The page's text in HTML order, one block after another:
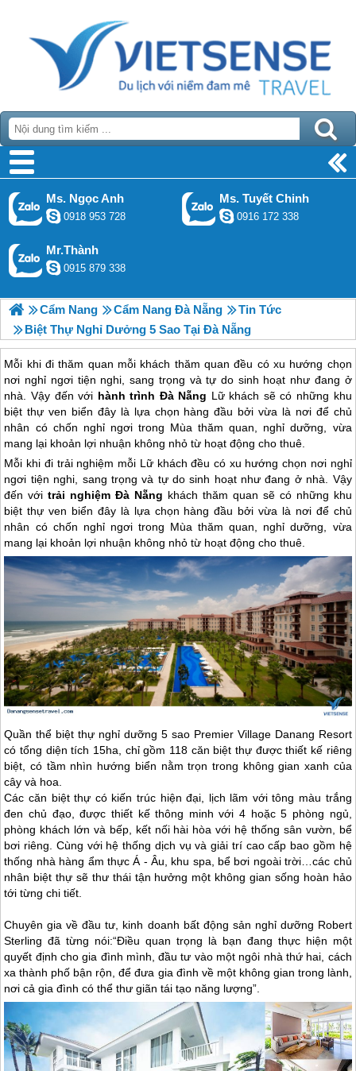
Ms. Ngọc Anh
0918 953 728
Ms. Tuyết Chinh
0916 172 338
Mr.Thành
0915 879 338
Cẩm Nang Cẩm Nang Đà Nẵng
Tin Tức
Biệt Thự Nghỉ Dưởng 5 Sao Tại Đà Nẵng
Mỗi khi đi thăm quan mỗi khách thăm quan đều có xu hướng chọn
nơi nghỉ ngơi tiện nghi, sang trọng và tự do sinh hoạt như đang ở
nhà. Vậy đến với hành trình Đà Nẵng Lữ khách sẽ có những khu
biệt thự ven biển đây là lựa chọn hàng đầu bởi vừa là nơi để chủ
nhân có chốn nghỉ ngơi trong Mùa thăm quan, nghỉ dưỡng, vừa
mang lại khoản lợi nhuận không nhỏ từ hoạt động cho thuê.
Mỗi khi đi trải nghiệm mỗi Lữ khách đều có xu hướng chọn nơi nghỉ
ngơi tiện nghi, sang trọng và tự do sinh hoạt như đang ở nhà. Vậy
đến vớitrải nghiệmĐà Nẵng khách thăm quan sẽ có những khu
biệt thự ven biển đây là lựa chọn hàng đầu bởi vừa là nơi để chủ
nhân có chốn nghỉ ngơi trong Mùa thăm quan, nghỉ dưỡng, vừa
mang lại khoản lợi nhuận không nhỏ từ hoạt động cho thuê.
Quần thể biệt thự nghỉ dưỡng 5 sao Premier Village Danang Resort
có tổng diện tích 15ha, chỉ gồm 118 căn biệt thự được thiết kế riêng
biệt, có tầm nhìn hướng biển nằm trọn trong không gian xanh của
cây và hoa.
Các căn biệt thự có kiến trúc hiện đại, lịch lãm với tông màu trắng
đen chủ đạo, được thiết kế thông minh với 4 hoặc 5 phòng ngủ,
phòng khách lớn và bếp, kết nối hài hòa với hệ thống sân vườn, bể
bơi riêng. Cùng với hệ thống dịch vụ và giải trí cao cấp bao gồm hệ
thống nhà hàng ẩm thực Á - Âu, khu spa, bể bơi ngoài trời…các chủ
nhân biệt thự sẽ thư thái tận hưởng một không gian sống hoàn hảo
tới từng chi tiết.
Chuyên gia về đầu tư, kinh doanh bất động sản nghỉ dưỡng Robert
Sterling đã từng nói:“Điều quan trọng là bạn đang thực hiện một
quyết định cho gia đình mình, đầu tư vào một ngôi nhà thứ hai, cách
xa thành phố bận rộn, để đưa gia đình về một không gian trong lành,
nơi cả gia đình có thể thư giãn tái tạo năng lượng”.